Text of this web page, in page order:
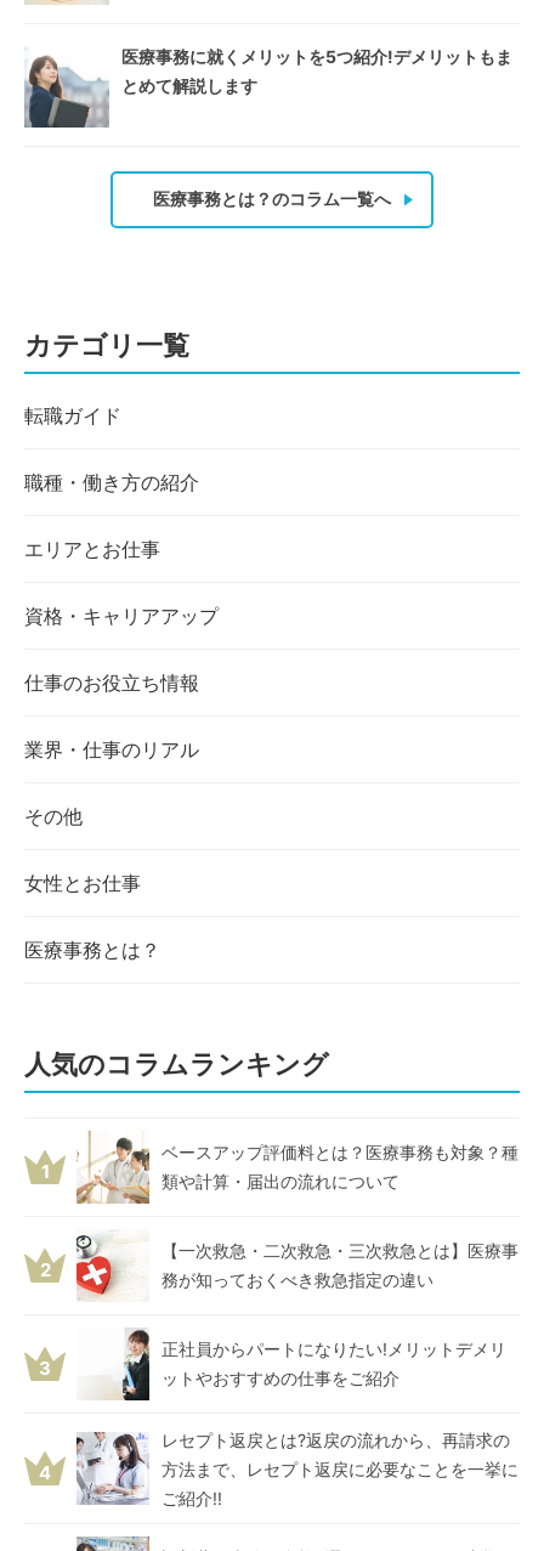
医療事務に就くメリットを5つ紹介!デメリットもま
とめて解説します
医療事務とは？のコラム一覧へ
カテゴリ一覧
転職ガイド
職種・働き方の紹介
エリアとお仕事
資格・キャリアアップ
仕事のお役立ち情報
業界・仕事のリアル
その他
女性とお仕事
医療事務とは？
人気のコラムランキング
1
ベースアップ評価料とは？医療事務も対象？種
類や計算・届出の流れについて
2
【一次救急・二次救急・三次救急とは】医療事
務が知っておくべき救急指定の違い
3
正社員からパートになりたい!メリットデメリ
ットやおすすめの仕事をご紹介
4
レセプト返戻とは?返戻の流れから、再請求の
方法まで、レセプト返戻に必要なことを一挙に
ご紹介!!